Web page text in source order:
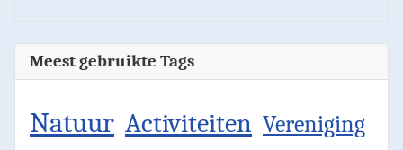
Meest gebruikte Tags
Natuur Activiteiten Vereniging